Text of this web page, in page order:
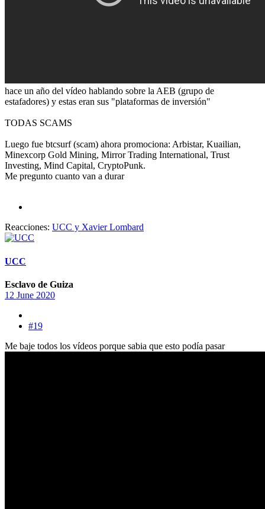
hace un año del vídeo hablando sobre la AEB (grupo de
estafadores) y estas eran sus "plataformas de inversión"
TODAS SCAMS
Luego fue btcsurf (scam) ahora promociona: Arbistar, Kuailian,
Minexcorp Gold Mining, Mirror Trading International, Trust
Investing, Mind Capital, CryptoPunk.
Me pregunto cuanto van a durar
Reacciones: UCC y Xavier Lombard
UCC
Esclavo de Guiza
12 June 2020
#19
Me baje todos los vídeos porque sabia que esto podía pasar